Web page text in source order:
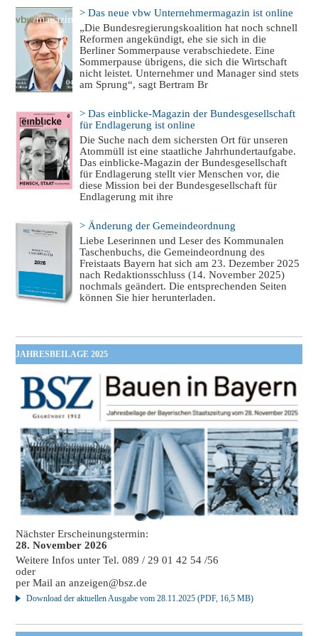
> Das neue vbw Unternehmermagazin ist online
„Die Bundesregierungskoalition hat noch schnell
Reformen angekündigt, ehe sie sich in die
Berliner Sommerpause verabschiedete. Eine
Sommerpause übrigens, die sich die Wirtschaft
nicht leistet. Unternehmer und Manager sind stets
am Sprung“, sagt Bertram Br
> Das einblicke-Magazin der Bundesgesellschaft
für Endlagerung ist online
Die Suche nach dem sichersten Ort für unseren
Atommüll ist eine staatliche Jahrhundertaufgabe.
Das einblicke-Magazin der Bundesgesellschaft
für Endlagerung stellt vier Menschen vor, die
diese Mission bei der Bundesgesellschaft für
Endlagerung mit ihre
> Änderung der Gemeindeordnung
Liebe Leserinnen und Leser des Kommunalen
Taschenbuchs, die Gemeindeordnung des
Freistaats Bayern hat sich am 23. Dezember 2025
nach Redaktionsschluss (14. November 2025)
nochmals geändert. Die entsprechenden Seiten
können Sie hier herunterladen.
JAHRESBEILAGE 2025
Nächster Erscheinungstermin:
28. November 2026
Weitere Infos unter Tel. 089 / 29 01 42 54 /56
oder
per Mail ananzeigen@bsz.de
Download der aktuellen Ausgabe vom 28.11.2025 (PDF, 16,5 MB)